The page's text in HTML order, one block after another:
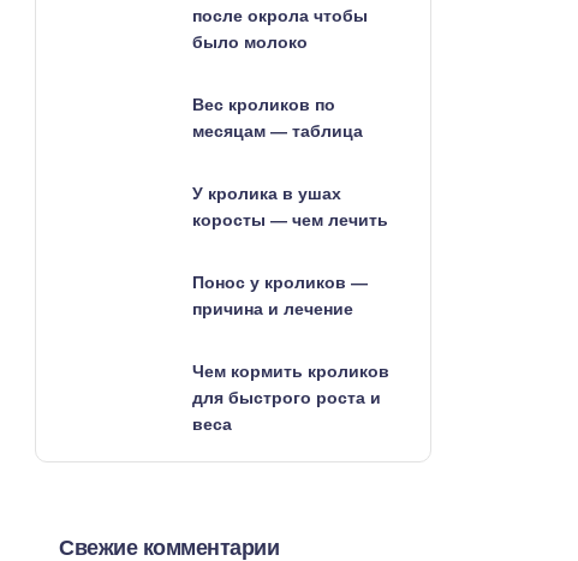
после окрола чтобы
было молоко
Вес кроликов по
месяцам — таблица
У кролика в ушах
коросты — чем лечить
Понос у кроликов —
причина и лечение
Чем кормить кроликов
для быстрого роста и
веса
Свежие комментарии